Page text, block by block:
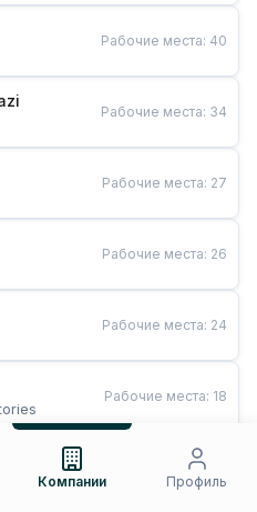
Рабочие места: 40
Рабочие места: 34
Рабочие места: 27
Рабочие места: 26
Рабочие места: 24
Рабочие места: 18
Рабочие места
Компании Профиль